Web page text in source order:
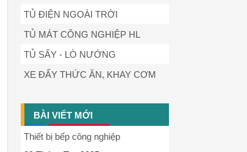
TỦ ĐIỆN NGOÀI TRỜI
TỦ MÁT CÔNG NGHIỆP HL
TỦ SẤY - LÒ NƯỚNG
XE ĐẨY THỨC ĂN, KHAY CƠM
BÀI VIẾT MỚI
Thiết bị bếp công nghiệp